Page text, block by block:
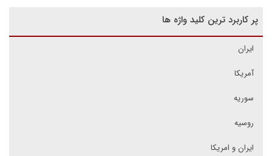
پر کاربرد ترین کلید واژه ها
ایران
آمریکا
سوریه
روسیه
ایران و امریکا